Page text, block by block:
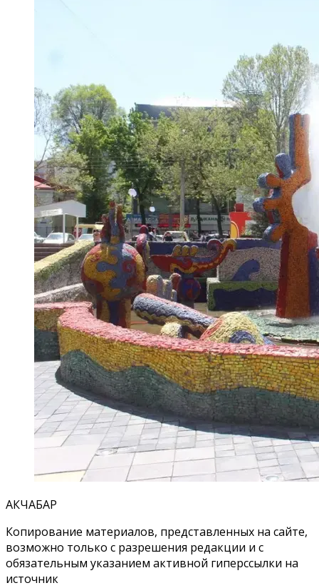
АКЧАБАР
Копирование материалов, представленных на сайте,
возможно только с разрешения редакции и с
обязательным указанием активной гиперссылки на
источник